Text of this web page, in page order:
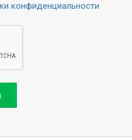
конфиденциальности